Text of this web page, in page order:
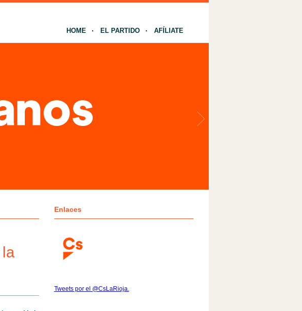
HOME EL PARTIDO AFÍLIATE
Enlaces
Tweets por el @CsLaRioja.